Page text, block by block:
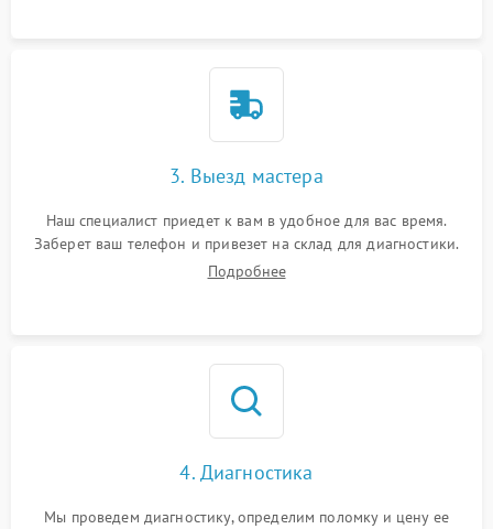
3. Выезд мастера
Наш специалист приедет к вам в удобное для вас время.
Заберет ваш телефон и привезет на склад для диагностики.
Подробнее
4. Диагностика
Мы проведем диагностику, определим поломку и цену ее